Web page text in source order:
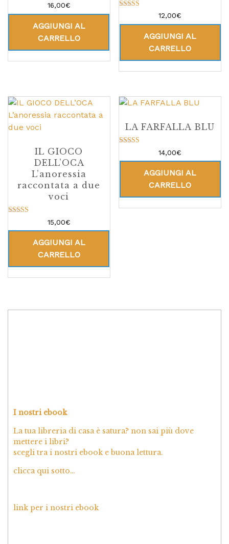
16,00€
AGGIUNGI AL
CARRELLO
su 5
12,00€
AGGIUNGI AL
CARRELLO
IL GIOCO
DELL’OCA
L’anoressia
raccontata a due
voci
su 5
15,00€
AGGIUNGI AL
CARRELLO
LA FARFALLA BLU
su 5
14,00€
AGGIUNGI AL
CARRELLO
I nostri ebook
La tua libreria di casa è satura? non sai più dove
mettere i libri?
scegli tra i nostri ebook e buona lettura.
clicca qui sotto…
link per i nostri ebook